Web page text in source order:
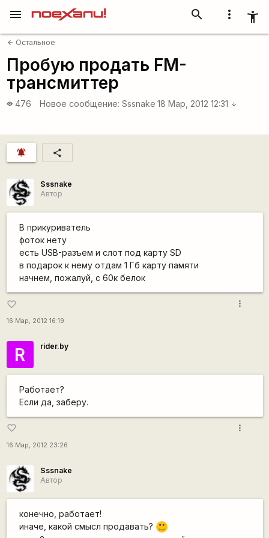
more_vert accessibility_new
search
menu
arrow_back Остальное
Пробую продать FM-
трансмиттер
visibility 476 Новое сообщение: Sssnake 18 Мар, 2012 12:31 arrow_downward
notifications_active share
Sssnake
Автор
В прикуриватель
фоток нету
есть USB-разъем и слот под карту SD
в подарок к нему отдам 1 Гб карту памяти
начнем, пожалуй, с 60к белок
favorite_border
16 Мар, 2012 16:19
more_vert
R rider.by
Работает?
Если да, заберу.
favorite_border
16 Мар, 2012 23:26
more_vert
Sssnake
Автор
конечно, работает!
иначе, какой смысл продавать?
:)